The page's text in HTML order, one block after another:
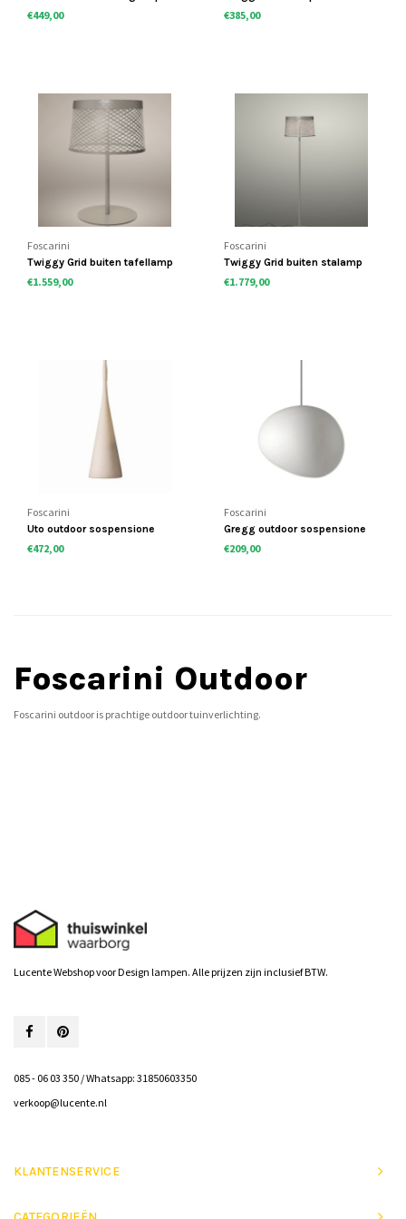
€449,00 €385,00
Foscarini
Twiggy Grid buiten tafellamp
€1.559,00
Foscarini
Twiggy Grid buiten stalamp
€1.779,00
Foscarini
Uto outdoor sospensione
€472,00
Foscarini
Gregg outdoor sospensione
€209,00
Foscarini Outdoor
Foscarini outdoor is prachtige outdoor tuinverlichting.
Lucente Webshop voor Design lampen. Alle prijzen zijn inclusief BTW.
085 - 06 03 350 / Whatsapp: 31850603350
verkoop@lucente.nl
KLANTENSERVICE